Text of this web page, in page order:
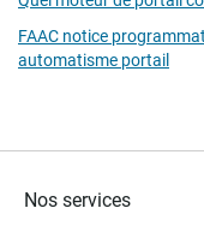
FAAC notice
automatisme portail
Nos services